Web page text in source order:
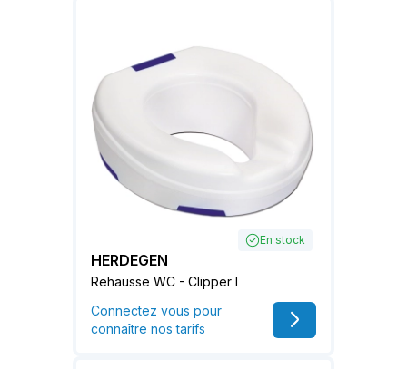
En stock
HERDEGEN
Rehausse WC - Clipper I
Connectez vous pour
connaître nos tarifs